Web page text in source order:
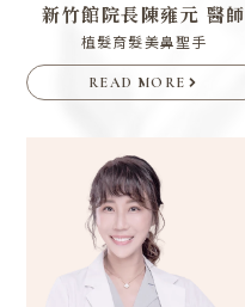
新竹館院長陳雍元 醫師
植髮育髮美鼻聖手
READ MORE